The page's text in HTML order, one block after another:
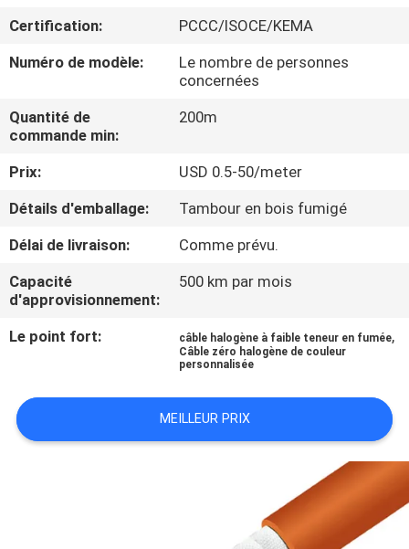
A
PROPOS
NOUS
D'USINE
CONTRÔLE
DE
LA
CONTACT
Certification:
PCCC/ISOCE/KEMA
Numéro de modèle:
Le nombre de personnes
concernées
Quantité de
commande min:
200m
Prix:
USD 0.5-50/meter
Détails d'emballage:
Tambour en bois fumigé
Délai de livraison:
Comme prévu.
Capacité
d'approvisionnement:
500 km par mois
Le point fort: câble halogène à faible teneur en fumée,
Câble zéro halogène de couleur
personnalisée
MEILLEUR PRIX